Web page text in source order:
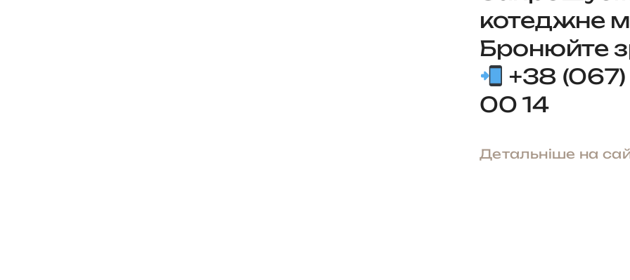
котеджне
Бронюйте
+38 (067)
00 14
Детальніше на